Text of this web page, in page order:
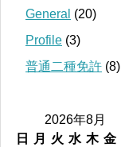
General (20)
Profile (3)
普通二種免許 (8)
2026年8月
日
月 火 水 木 金